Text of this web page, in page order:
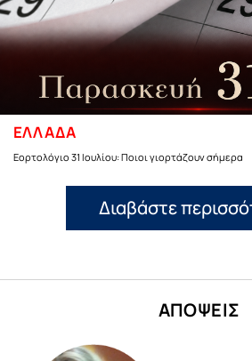
ΕΛΛΑΔΑ
Εορτολόγιο 31 Ιουλίου: Ποιοι γιορτάζουν σήμερα
Διαβάστε
ΑΠΟΨΕΙΣ